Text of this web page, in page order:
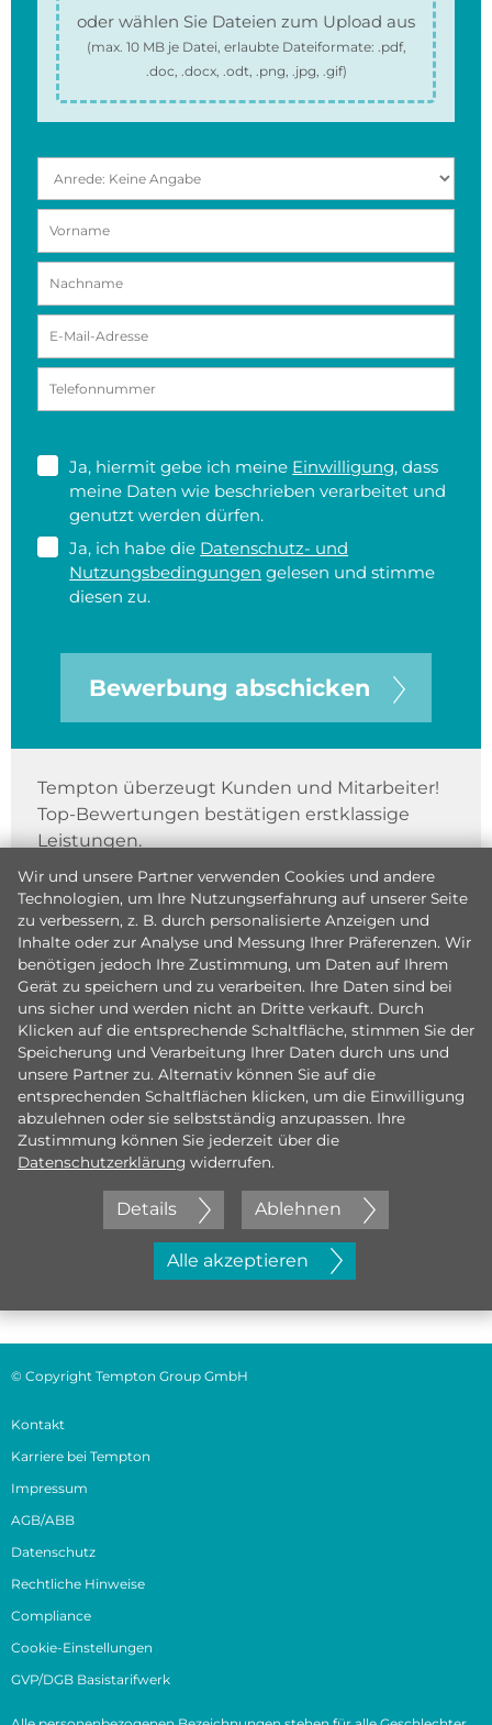
oder wählen Sie Dateien zum Upload aus
(max. 10 MBje Datei, erlaubte Dateiformate: .pdf,
.doc, .docx, .odt, .png, .jpg, .gif)
Ja, hiermit gebe ich meine Einwilligung, dass
meine Daten wie beschrieben verarbeitet und
genutzt werden dürfen.
Ja, ich habe die Datenschutz- und
Nutzungsbedingungen gelesen und stimme
diesen zu.
Bewerbung abschicken
Tempton überzeugt Kunden und Mitarbeiter!
Top-Bewertungen bestätigen erstklassige
Leistungen.
Jetzt initiativ bewerben
Wir und unsere Partner verwenden Cookies und andere
Technologien, um Ihre Nutzungserfahrung auf unserer Seite
zu verbessern, z. B. durch personalisierte Anzeigen und
Inhalte oder zur Analyse und Messung Ihrer Präferenzen. Wir
benötigen jedoch Ihre Zustimmung, um Daten auf Ihrem
Gerät zu speichern und zu verarbeiten. Ihre Daten sind bei
uns sicher und werden nicht an Dritte verkauft. Durch
Klicken auf die entsprechende Schaltfläche, stimmen Sie der
Speicherung und Verarbeitung Ihrer Daten durch uns und
unsere Partner zu. Alternativ können Sie auf die
entsprechenden Schaltflächen klicken, um die Einwilligung
abzulehnen oder sie selbstständig anzupassen. Ihre
Zustimmung können Sie jederzeit über die
Datenschutzerklärung widerrufen.
Details Ablehnen
Alle akzeptieren
© Copyright Tempton Group GmbH
Kontakt
Karriere bei Tempton
Impressum
AGB/ABB
Datenschutz
Rechtliche Hinweise
Compliance
Cookie-Einstellungen
GVP/DGB Basistarifwerk